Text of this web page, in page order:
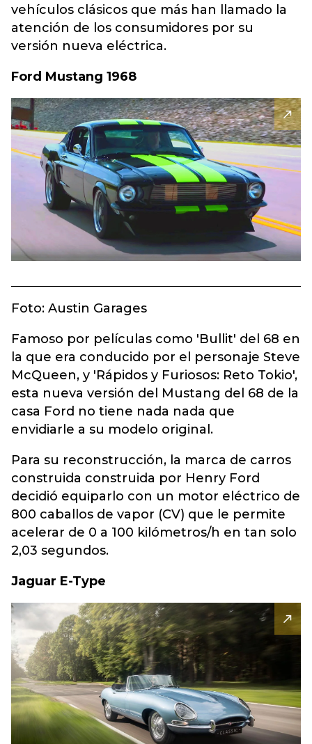
vehículos clásicos que más han llamado la
atención de los consumidores por su
versión nueva eléctrica.
Ford Mustang 1968
Foto: Austin Garages
Famoso por películas como 'Bullit' del 68 en
la que era conducido por el personaje Steve
McQueen, y 'Rápidos y Furiosos: Reto Tokio',
esta nueva versión del Mustang del 68 de la
casa Ford no tiene nada nada que
envidiarle a su modelo original.
Para su reconstrucción, la marca de carros
construida construida por Henry Ford
decidió equiparlo con un motor eléctrico de
800 caballos de vapor (CV) que le permite
acelerar de 0 a 100 kilómetros/h en tan solo
2,03 segundos.
Jaguar E-Type